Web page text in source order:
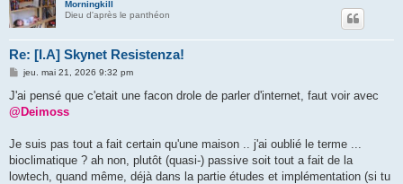
Morningkill
Dieu d'après le panthéon
Re: [I.A] Skynet Resistenza!
M
s
a
jeu. mai 21, 2026 9:32 pm
J'ai pensé que c'etait une facon drole de parler d'internet, faut voir avec
@Deimoss
Je suis pas tout a fait certain qu'une maison .. j'ai oublié le terme ...
bioclimatique ? ah non, plutôt (quasi-) passive soit tout a fait de la
lowtech, quand même, déjà dans la partie études et implémentation (si tu